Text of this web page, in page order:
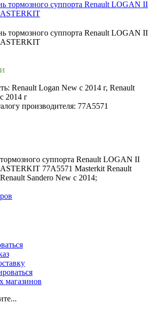
Renault Logan New с 2014 г, Renault
2014 г
производителя: 77A5571
суппорта Renault LOGAN II
77A5571 Masterkit Renault
Sandero New с 2014;
магазинов